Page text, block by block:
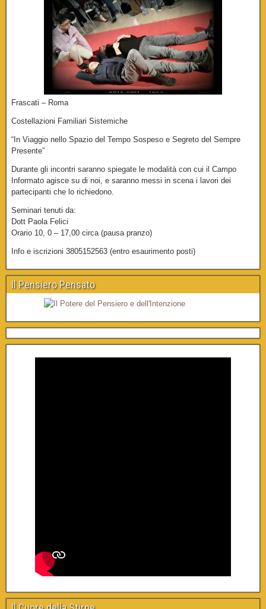
Frascati – Roma
Costellazioni Familiari Sistemiche
“In Viaggio nello Spazio del Tempo Sospeso e Segreto del Sempre
Presente”
Durante gli incontri saranno spiegate le modalità con cui il Campo
Informato agisce su di noi, e saranno messi in scena i lavori dei
partecipanti che lo richiedono.
Seminari tenuti da:
Dott Paola Felici
Orario 10, 0 – 17,00 circa (pausa pranzo)
Info e iscrizioni 3805152563 (entro esaurimento posti)
Il Pensiero Pensato